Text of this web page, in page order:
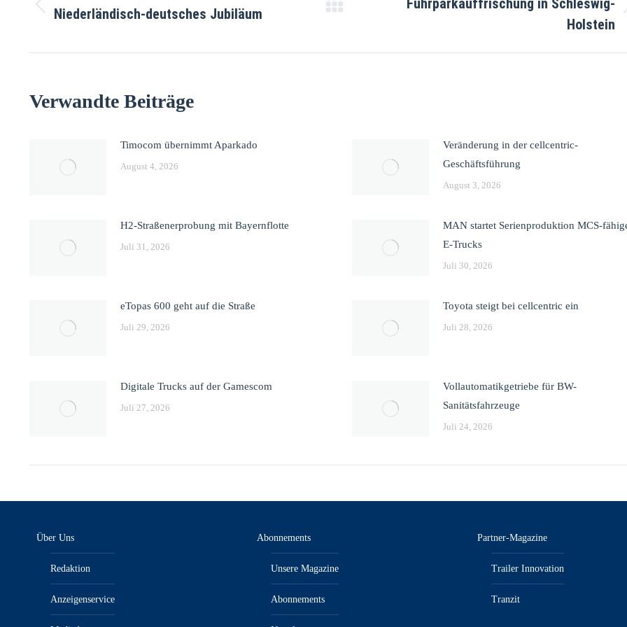
Niederländisch-deutsches Jubiläum
Holstein
Verwandte Beiträge
Timocom übernimmt Aparkado
August 4, 2026
Veränderung in der cellcentric-
Geschäftsführung
August 3, 2026
H2-Straßenerprobung mit Bayernflotte
Juli 31, 2026
MAN startet Serienproduktion MCS-
E-Trucks
Juli 30, 2026
eTopas 600 geht auf die Straße
Juli 29, 2026
Toyota steigt bei cellcentric ein
Juli 28, 2026
Digitale Trucks auf der Gamescom
Juli 27, 2026
Vollautomatikgetriebe für BW-
Sanitätsfahrzeuge
Juli 24, 2026
Über Uns
Redaktion
Anzeigenservice
Abonnements
Unsere Magazine
Abonnements
Partner-Magazine
Trailer Innovation
Tranzit